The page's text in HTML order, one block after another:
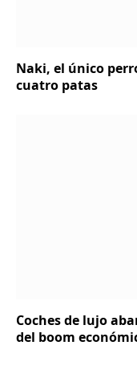
Naki, el único
cuatro patas
Coches de lujo
del boom